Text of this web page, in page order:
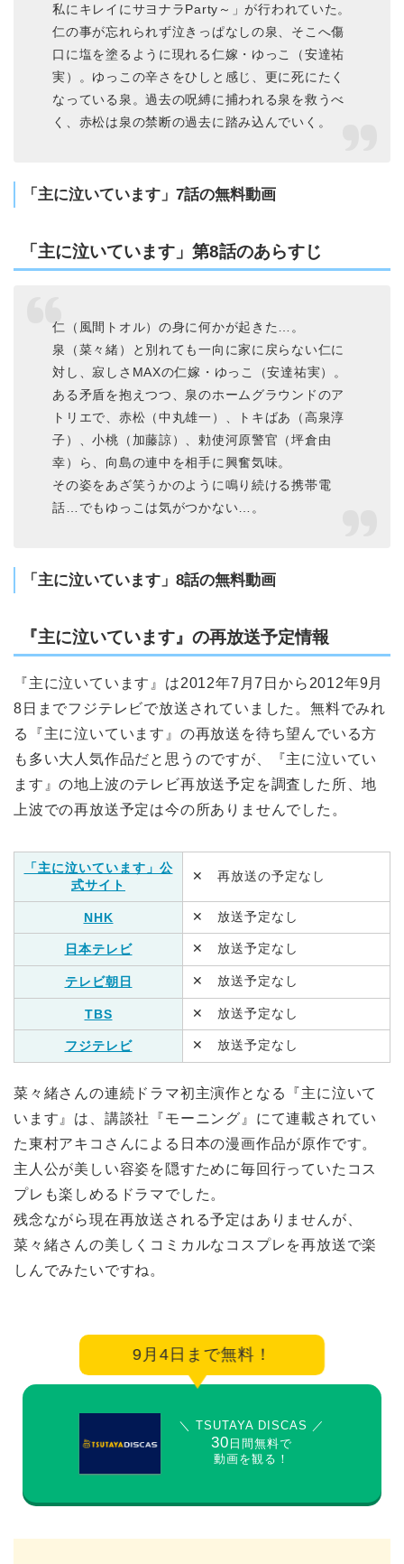
私にキレイにサヨナラParty～」が行われていた。
仁の事が忘れられず泣きっぱなしの泉、そこへ傷
口に塩を塗るように現れる仁嫁・ゆっこ（安達祐
実）。ゆっこの辛さをひしと感じ、更に死にたく
なっている泉。過去の呪縛に捕われる泉を救うべ
く、赤松は泉の禁断の過去に踏み込んでいく。
「主に泣いています」7話の無料動画
「主に泣いています」第8話のあらすじ
仁（風間トオル）の身に何かが起きた…。
泉（菜々緒）と別れても一向に家に戻らない仁に
対し、寂しさMAXの仁嫁・ゆっこ（安達祐実）。
ある矛盾を抱えつつ、泉のホームグラウンドのア
トリエで、赤松（中丸雄一）、トキばあ（高泉淳
子）、小桃（加藤諒）、勅使河原警官（坪倉由
幸）ら、向島の連中を相手に興奮気味。
その姿をあざ笑うかのように鳴り続ける携帯電
話…でもゆっこは気がつかない…。
「主に泣いています」8話の無料動画
『主に泣いています』の再放送予定情報
『主に泣いています』は2012年7月7日から2012年9月
8日までフジテレビで放送されていました。無料でみれ
る『主に泣いています』の再放送を待ち望んでいる方
も多い大人気作品だと思うのですが、『主に泣いてい
ます』の地上波のテレビ再放送予定を調査した所、地
上波での再放送予定は今の所ありませんでした。
「主に泣いています」公
式サイト
✕ 再放送の予定なし
NHK ✕ 放送予定なし
日本テレビ ✕ 放送予定なし
テレビ朝日 ✕ 放送予定なし
TBS ✕ 放送予定なし
フジテレビ ✕ 放送予定なし
菜々緒さんの連続ドラマ初主演作となる『主に泣いて
います』は、講談社『モーニング』にて連載されてい
た東村アキコさんによる日本の漫画作品が原作です。
主人公が美しい容姿を隠すために毎回行っていたコス
プレも楽しめるドラマでした。
残念ながら現在再放送される予定はありませんが、
菜々緒さんの美しくコミカルなコスプレを再放送で楽
しんでみたいですね。
9月4日まで無料！
＼ TSUTAYA DISCAS ／
30 日間無料で
動画を観る！